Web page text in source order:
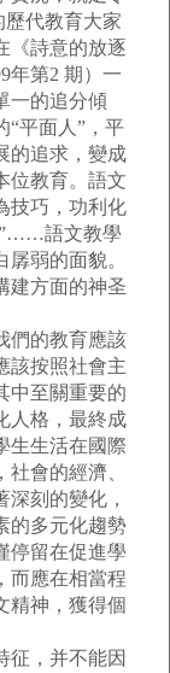
歷代教育大家
《詩意的放逐
年第2 期）一
一的追分傾
“平面人”，平
的追求，變成
位教育。語文
技巧，功利化
”……語文教學
弱的面貌。
建方面的神圣
的教育應該
該按照社會主
中至關重要的
人格，最終成
生生活在國際
會的經濟、
刻的變化，
的多元化趨勢
停留在促進學
而應在相當程
精神，獲得個
，并不能因